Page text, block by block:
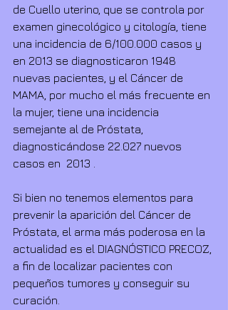
de Cuello uterino, que se controla por
examen ginecológico y citología, tiene
una incidencia de 6/100.000 casos y
en 2013 se diagnosticaron 1948
nuevas pacientes, y el Cáncer de
MAMA, por mucho el más frecuente en
la mujer, tiene una incidencia
semejante al de Próstata,
diagnosticándose 22.027 nuevos
casos en  2013 .
Si bien no tenemos elementos para
prevenir la aparición del Cáncer de
Próstata, el arma más poderosa en la
actualidad es el DIAGNÓSTICO PRECOZ,
a fin de localizar pacientes con
pequeños tumores y conseguir su
curación.